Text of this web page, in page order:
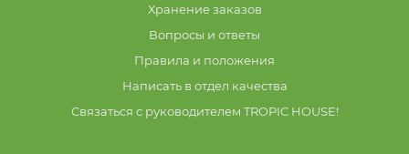
Хранение заказов
Вопросы и ответы
Правила и положения
Написать в отдел качества
Связаться с руководителем TROPIC HOUSE!